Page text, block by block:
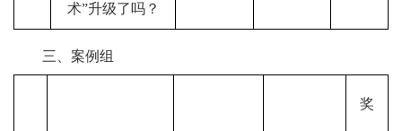
术”升级了吗？
三、案例组
奖